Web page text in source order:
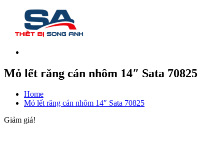
Mỏ lết răng cán nhôm 14″ Sata 70825
Home
Mỏ lết răng cán nhôm 14″ Sata 70825
Giảm giá!